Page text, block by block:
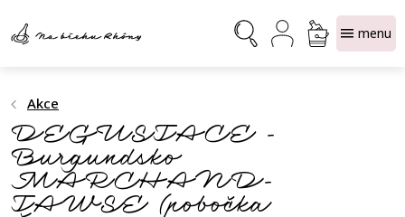
obsah
NÁKUPNÍ
KOŠÍK
Akce
DEGUSTACE -
Burgundsko
MARCHAND-
TAWSE (pobočka